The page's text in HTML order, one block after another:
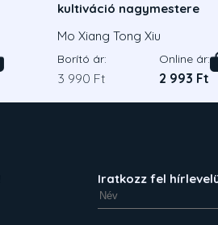
kultiváció nagymestere
Mo Xiang Tong Xiu
Borító ár:
3 990 Ft
Online ár:
2 993 Ft
Iratkozz fel